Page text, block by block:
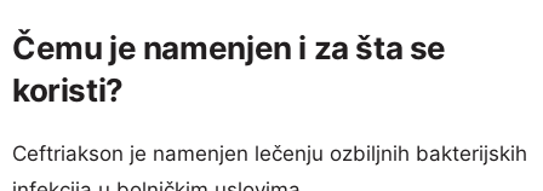
Čemu je namenjen i za šta se
koristi?
Ceftriakson je namenjen lečenju ozbiljnih bakterijskih